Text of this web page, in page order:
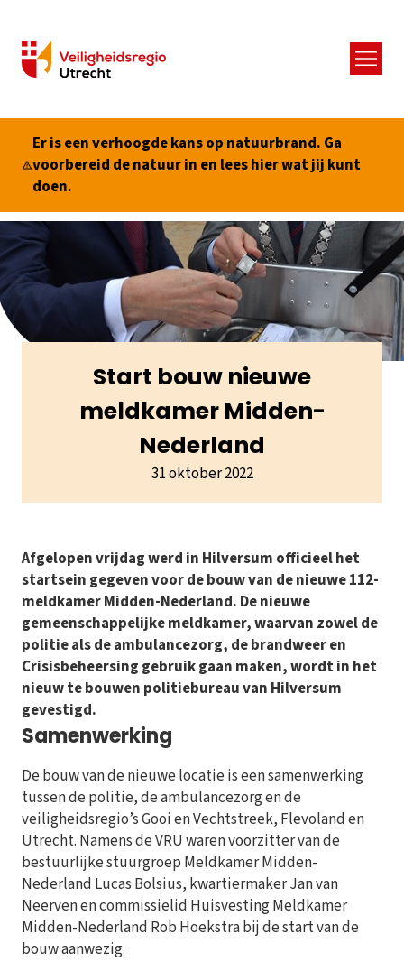
Menu
Er is een verhoogde kans op natuurbrand. Ga
voorbereid de natuur in en lees hier wat jij kunt
doen.
Start bouw nieuwe
meldkamer Midden-
Nederland
31 oktober 2022
Afgelopen vrijdag werd in Hilversum officieel het
startsein gegeven voor de bouw van de nieuwe 112-
meldkamer Midden-Nederland. De nieuwe
gemeenschappelijke meldkamer, waarvan zowel de
politie als de ambulancezorg, de brandweer en
Crisisbeheersing gebruik gaan maken, wordt in het
nieuw te bouwen politiebureau van Hilversum
gevestigd.
Samenwerking
De bouw van de nieuwe locatie is een samenwerking
tussen de politie, de ambulancezorg en de
veiligheidsregio’s Gooi en Vechtstreek, Flevoland en
Utrecht. Namens de VRU waren voorzitter van de
bestuurlijke stuurgroep Meldkamer Midden-
Nederland Lucas Bolsius, kwartiermaker Jan van
Neerven en commissielid Huisvesting Meldkamer
Midden-Nederland Rob Hoekstra bij de start van de
bouw aanwezig.